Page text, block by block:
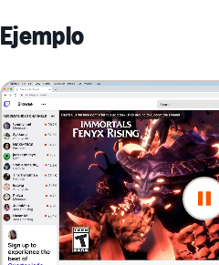
Ejemplo